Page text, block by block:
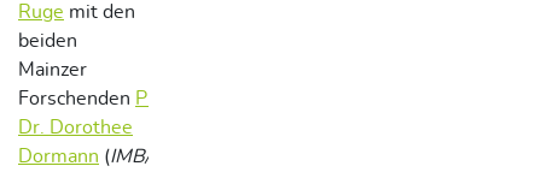
Ruge mit den
beiden
Mainzer
Forschenden Prof.
Dr. Dorothee
Dormann (IMB/Johannes